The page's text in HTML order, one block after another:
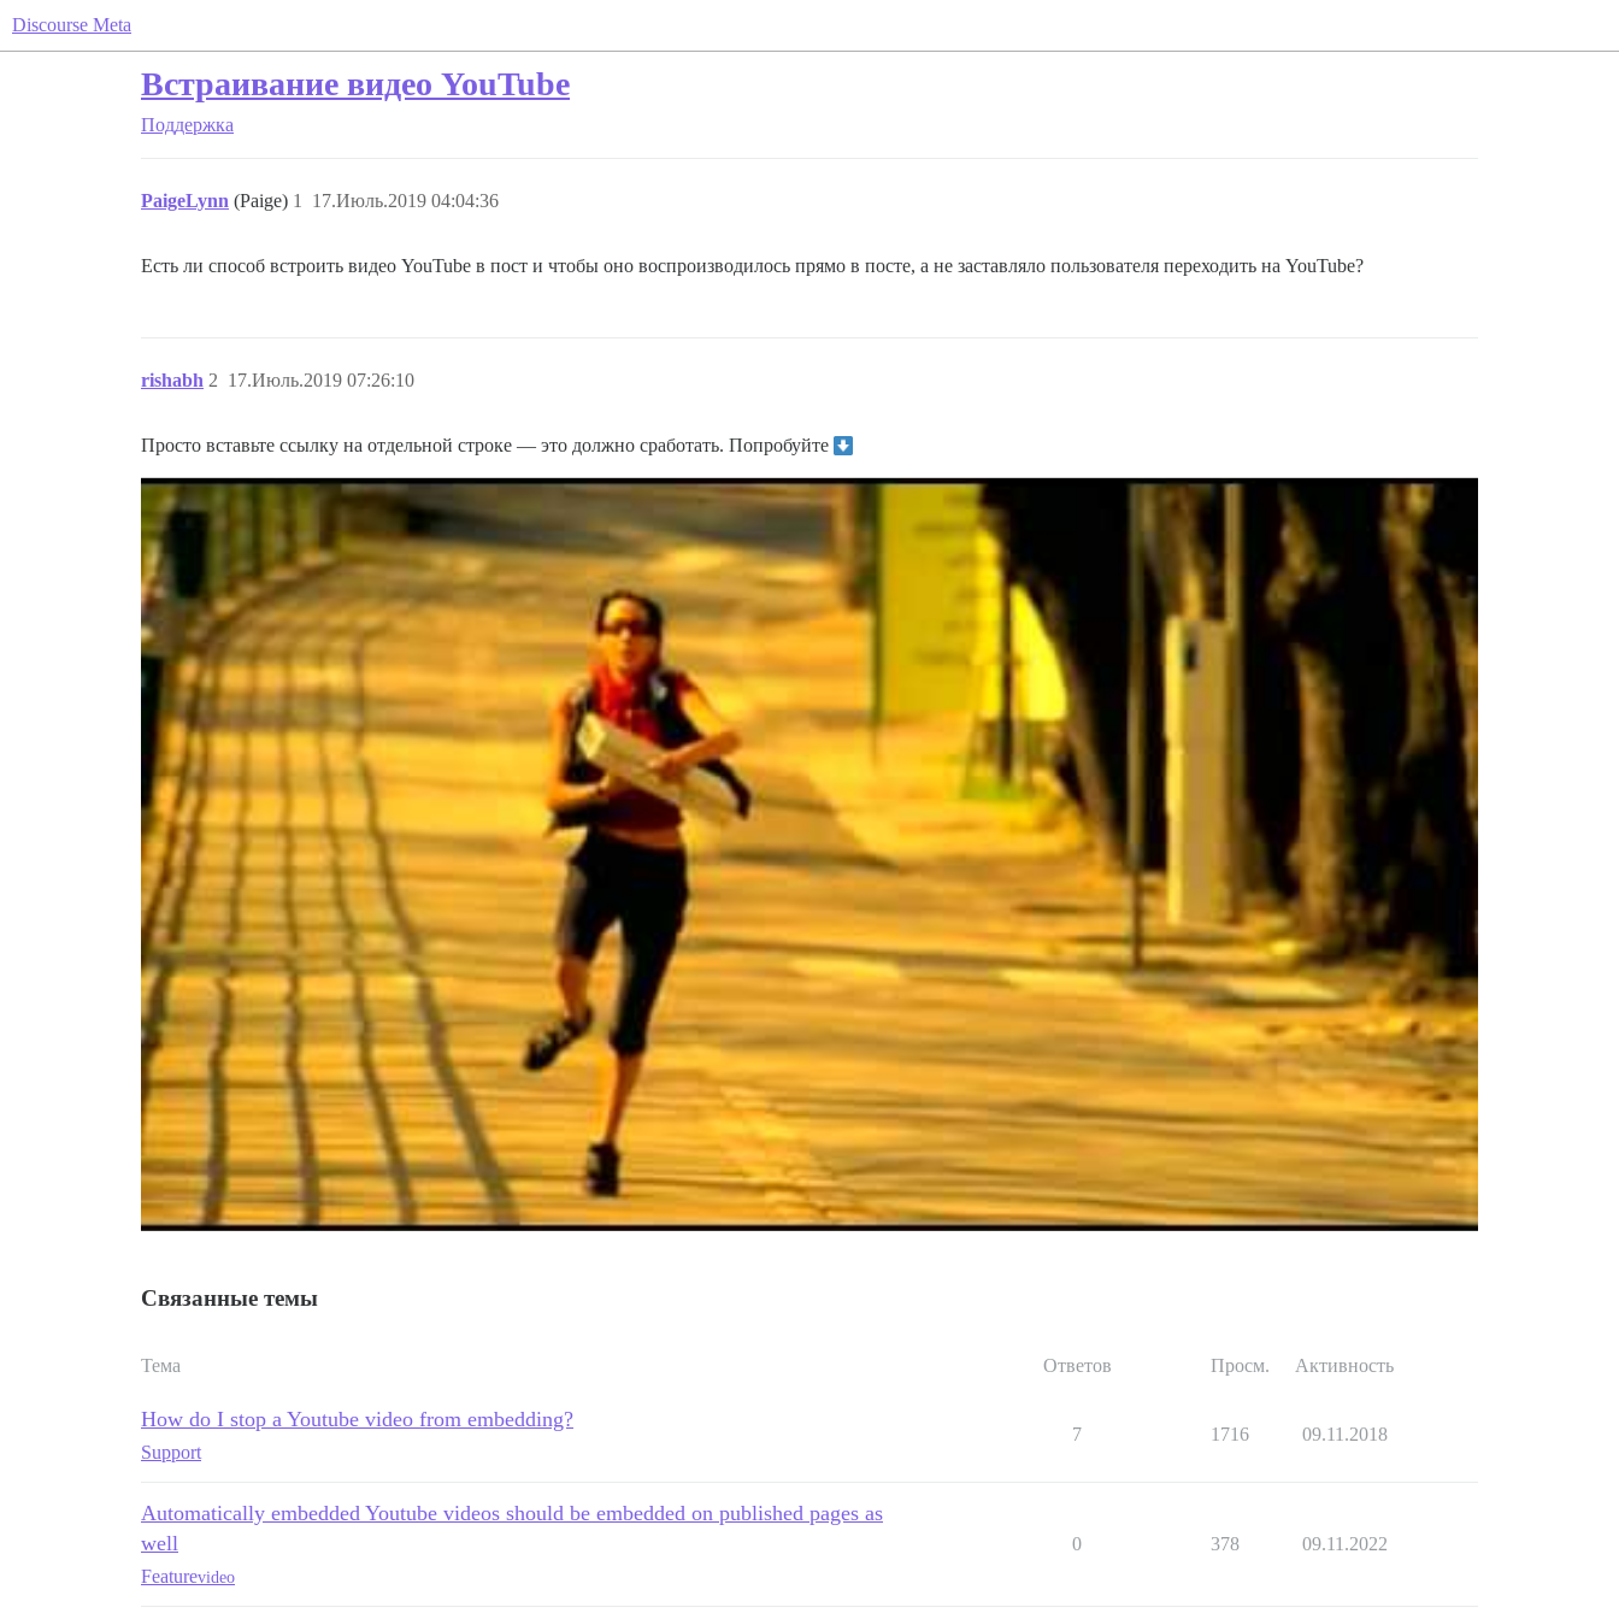
Discourse Meta
Встраивание видео YouTube
Поддержка
PaigeLynn (Paige) 17.Июль.2019 04:04:36
1
Есть ли способ встроить видео YouTube в пост и чтобы оно воспроизводилось прямо в посте, а не заставляло пользователя переходить на YouTube?
rishabh 17.Июль.2019 07:26:10
2
Просто вставьте ссылку на отдельной строке — это должно сработать. Попробуйте
Связанные темы
Тема Ответов Просм. Активность
How do I stop a Youtube video from embedding?
Support
7 1716 09.11.2018
Automatically embedded Youtube videos should be embedded on published pages as
well
Featurevideo
0 378 09.11.2022